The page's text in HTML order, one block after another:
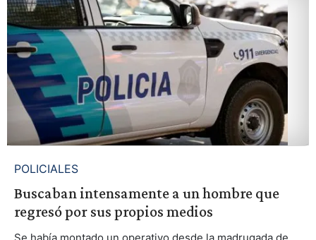
POLICIALES
Buscaban intensamente a un hombre que
regresó por sus propios medios